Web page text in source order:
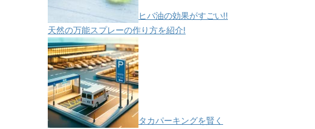
ヒバ油の効果がすごい!!
天然の万能スプレーの作り方を紹介!
タカパーキングを賢く